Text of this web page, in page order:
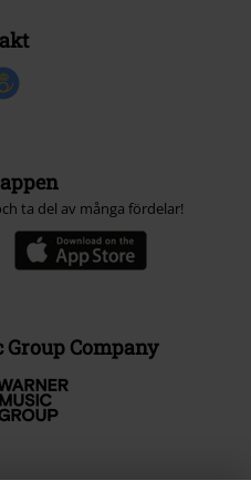
ta del av många fördelar!
Company